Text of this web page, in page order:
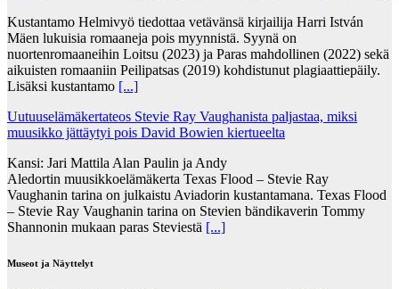
Kustantamo Helmivyö tiedottaa vetävänsä kirjailija Harri István
Mäen lukuisia romaaneja pois myynnistä. Syynä on
nuortenromaaneihin Loitsu (2023) ja Paras mahdollinen (2022) sekä
aikuisten romaaniin Peilipatsas (2019) kohdistunut plagiaattiepäily.
Lisäksi kustantamo [...]
Uutuuselämäkertateos Stevie Ray Vaughanista paljastaa, miksi
muusikko jättäytyi pois David Bowien kiertueelta
Kansi: Jari Mattila Alan Paulin ja Andy
Aledortin muusikkoelämäkerta Texas Flood – Stevie Ray
Vaughanin tarina on julkaistu Aviadorin kustantamana. Texas Flood
– Stevie Ray Vaughanin tarina on Stevien bändikaverin Tommy
Shannonin mukaan paras Steviestä [...]
Museot ja Näyttelyt